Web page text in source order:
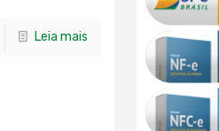
Leia mais